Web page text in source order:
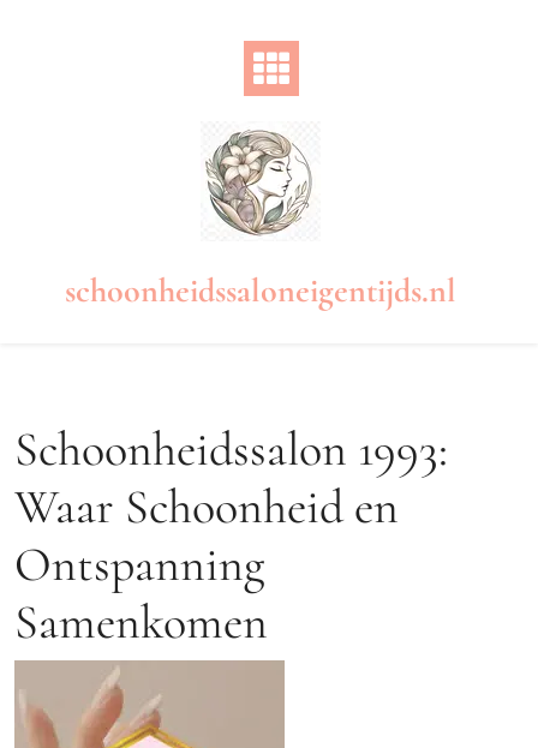
schoonheidssaloneigentijds.nl
Schoonheidssalon 1993:
Waar Schoonheid en
Ontspanning
Samenkomen